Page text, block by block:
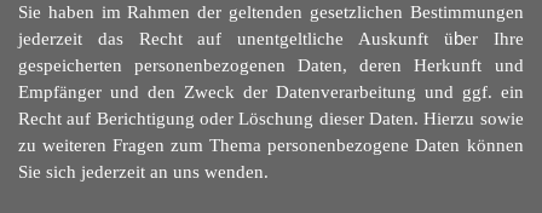
Sie haben im Rahmen der geltenden gesetzlichen Bestimmungen
jederzeit das Recht auf unentgeltliche Auskunft über Ihre
gespeicherten personenbezogenen Daten, deren Herkunft und
Empfänger und den Zweck der Datenverarbeitung und ggf. ein
Recht auf Berichtigung oder Löschung dieser Daten. Hierzu sowie
zu weiteren Fragen zum Thema personenbezogene Daten können
Sie sich jederzeit an uns wenden.